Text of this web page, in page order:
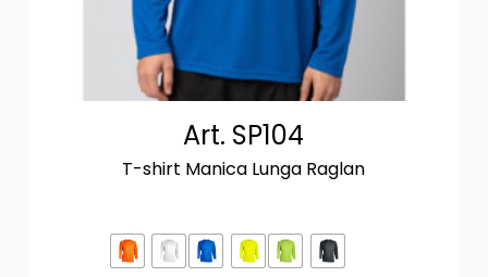
Art. SP104
T-shirt Manica Lunga Raglan